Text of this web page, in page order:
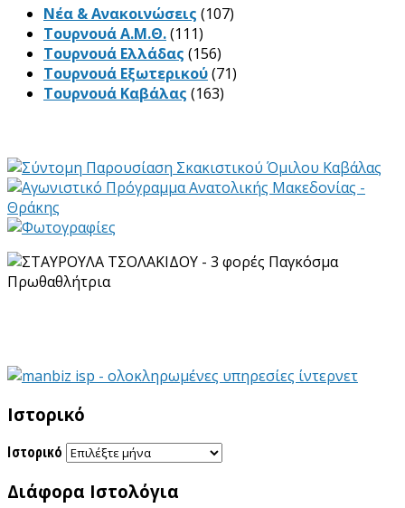
Νέα & Ανακοινώσεις (107)
Τουρνουά Α.Μ.Θ.(111)
Τουρνουά Ελλάδας (156)
Τουρνουά Εξωτερικού(71)
Τουρνουά Καβάλας (163)
Ιστορικό
Ιστορικό
Διάφορα Ιστολόγια